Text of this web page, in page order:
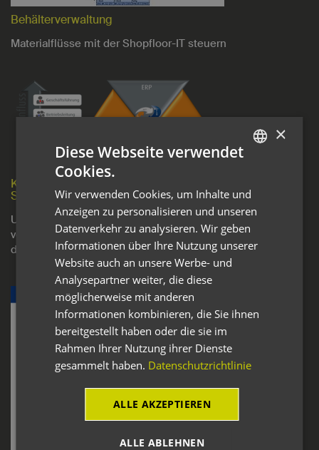
Behälterverwaltung
Materialflüsse mit der Shopfloor-IT steuern
KENDRION PCS starten mit Manufacturing Execution
System
Um das ERP-System mit der Fertigungsebene zu
verbinden entschied sich KENDRION für Syncos MES aus
dem Hause innotec Systemtechnik.
ENGLISH
×
Diese Webseite verwendet
Cookies.
Wir verwenden Cookies, um Inhalte und
Anzeigen zu personalisieren und unseren
Datenverkehr zu analysieren. Wir geben
Informationen über Ihre Nutzung unserer
Website auch an unsere Werbe- und
Analysepartner weiter, die diese
möglicherweise mit anderen
Informationen kombinieren, die Sie ihnen
bereitgestellt haben oder die sie im
Rahmen Ihrer Nutzung ihrer Dienste
gesammelt haben. Datenschutzrichtlinie
ALLE AKZEPTIEREN
ALLE ABLEHNEN